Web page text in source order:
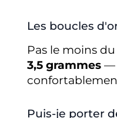
Les boucles
Pas le moins
3,5 grammes—
Puis-je porter